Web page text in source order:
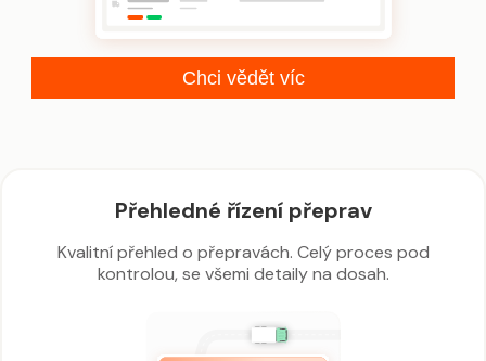
Chci vědět víc
Přehledné řízení přeprav
Kvalitní přehled o přepravách. Celý proces pod
kontrolou, se všemi detaily na dosah.